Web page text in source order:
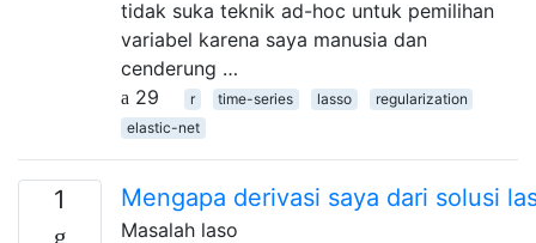
tidak suka teknik ad-hoc untuk pemilihan
variabel karena saya manusia dan
cenderung …
29
r time-series lasso
regularization
elastic-net
1 Mengapa derivasi saya dari solusi
Masalah laso